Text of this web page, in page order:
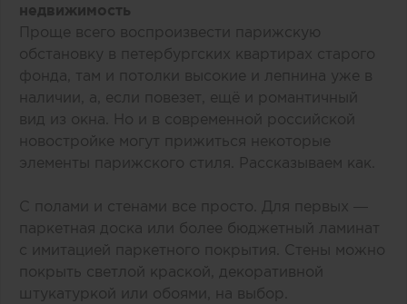
недвижимость
Проще всего воспроизвести парижскую
обстановку в петербургских квартирах старого
фонда, там и потолки высокие и лепнина уже в
наличии, а, если повезет, ещё и романтичный
вид из окна. Но и в современной российской
новостройке могут прижиться некоторые
элементы парижского стиля. Рассказываем как.
С полами и стенами все просто. Для первых —
паркетная доска или более бюджетный ламинат
с имитацией паркетного покрытия. Стены можно
покрыть светлой краской, декоративной
штукатуркой или обоями, на выбор.